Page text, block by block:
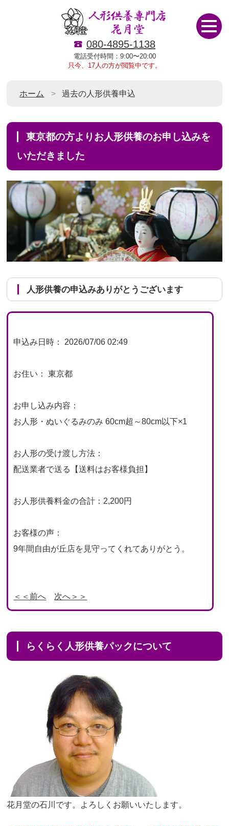
080-4895-1138
電話受付時間：9:00〜20:00
只今、17人の方が閲覧中です。
ホーム 過去の人形供養申込
東京都の方よりお人形供養のお申し込みを
いただきました
人形供養の申込みありがとうございます
申込み日時： 2026/07/06 02:49
お住い： 東京都
お申し込み内容：
お人形・ぬいぐるみのみ 60cm超～80cm以下×1
お人形の受け渡し方法：
配送業者で送る【送料はお客様負担】
お人形供養料金の合計：2,200円
お客様の声：
9年間自由が丘店を見守ってくれてありがとう。
＜＜前へ 次へ＞＞
らくらく人形供養パックについて
花月堂の石川です。よろしくお願いいたします。